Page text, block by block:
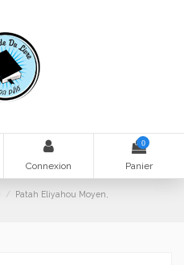
Connexion
0
Panier
Patah Eliyahou Moyen,